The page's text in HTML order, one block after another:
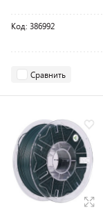
Код: 386992
Сравнить